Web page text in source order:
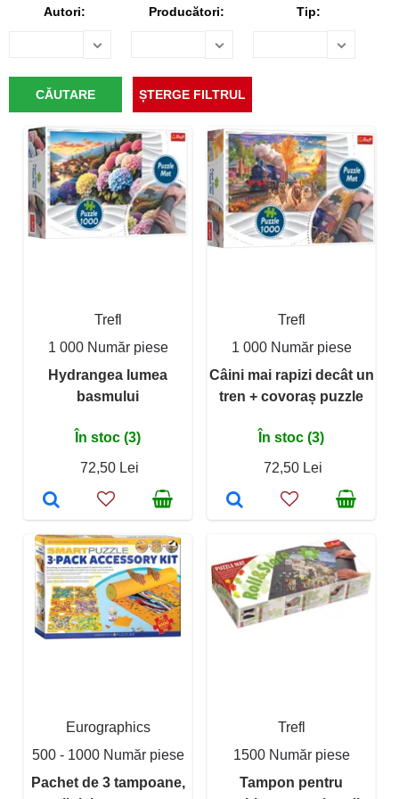
Autori: Producători: Tip:
Trefl
1 000 Număr piese
Hydrangea lumea
basmului
În stoc (3)
72,50 Lei
Trefl
1 000 Număr piese
Câini mai rapizi decât un
tren + covoraș puzzle
În stoc (3)
72,50 Lei
Eurographics
500 - 1000 Număr piese
Pachet de 3 tampoane,
Trefl
1500 Număr piese
Tampon pentru